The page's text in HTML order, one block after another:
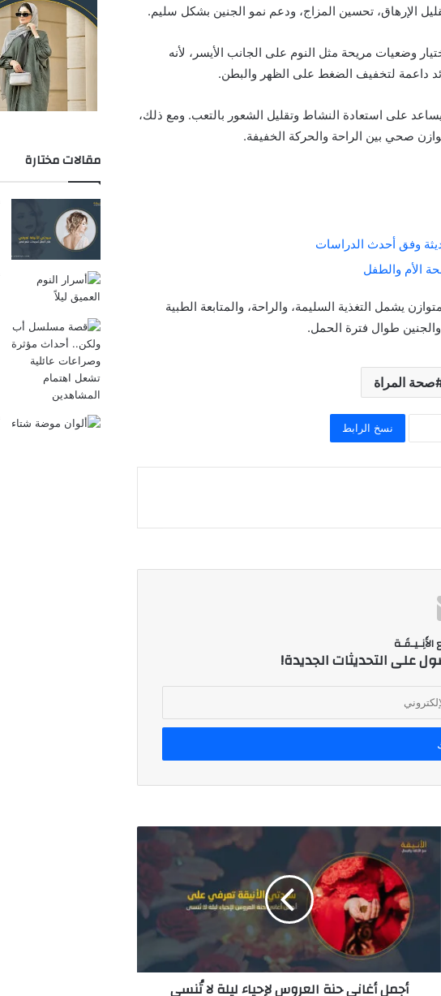
الإرهاق، تحسين المزاج، ودعم نمو الجنين بشكل سليم.
وضعيات مريحة مثل النوم على الجانب الأيسر، لأنه
داعمة لتخفيف الضغط على الظهر والبطن.
يساعد على استعادة النشاط وتقليل الشعور بالتعب. ومع ذلك،
صحي بين الراحة والحركة الخفيفة.
وفق أحدث الدراسات
الأم والطفل
يشمل التغذية السليمة، والراحة، والمتابعة الطبية
طوال فترة الحمل.
صحة المراة
نسخ الرابط
على التحديثات الجديدة!
أجمل أغاني حنة العروس لإحياء ليلة لا تُنسى
مقالات مختارة